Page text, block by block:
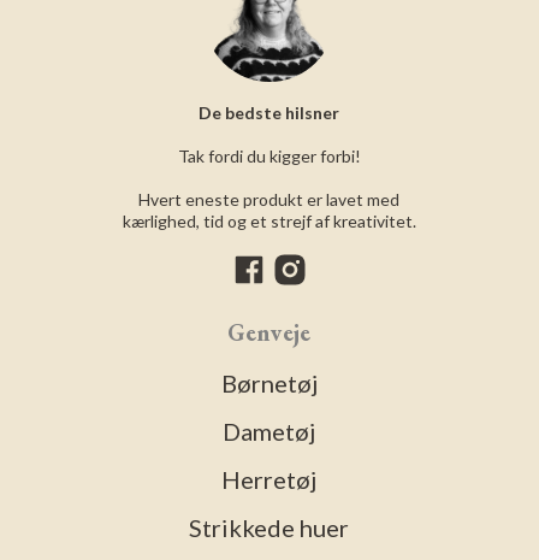
De bedste hilsner
Tak fordi du kigger forbi!
Hvert eneste produkt er lavet med
kærlighed, tid og et strejf af kreativitet.
Genveje
Børnetøj
Dametøj
Herretøj
Strikkede huer